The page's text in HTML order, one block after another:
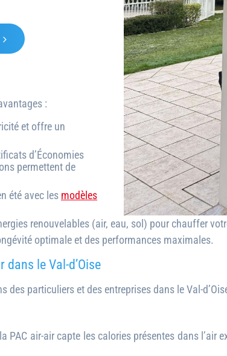
:
et offre un
d’Économies
permettent de
été avec les modèles
renouvelables (air, eau, sol) pour chauffer
optimale et des performances maximales.
le Val-d’Oise
particuliers et des entreprises dans le Val-
air-air capte les calories présentes dans l’air